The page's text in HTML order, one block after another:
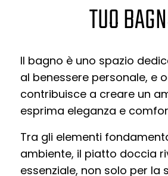
TUO
Il bagno è uno spazio
al benessere personale, e
contribuisce a creare un
esprima eleganza e
Tra gli elementi
ambiente, il piatto doccia
essenziale, non solo per la